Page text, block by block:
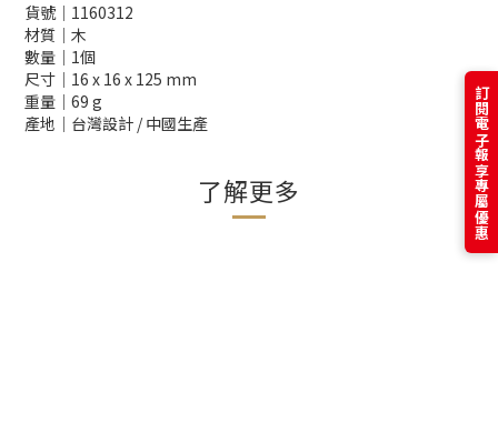
貨號│1160312
材質│木
數量│1個
尺寸│16 x 16 x 125 mm
重量│69 g
產地│台灣設計 / 中國生產
了解更多 訂閱電子報享專屬優惠